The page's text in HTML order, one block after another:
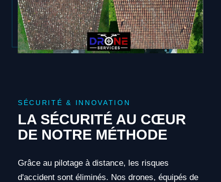
SÉCURITÉ & INNOVATION
LA SÉCURITÉ AU CŒUR
DE NOTRE MÉTHODE
Grâce au pilotage à distance, les risques
d'accident sont éliminés. Nos drones, équipés de